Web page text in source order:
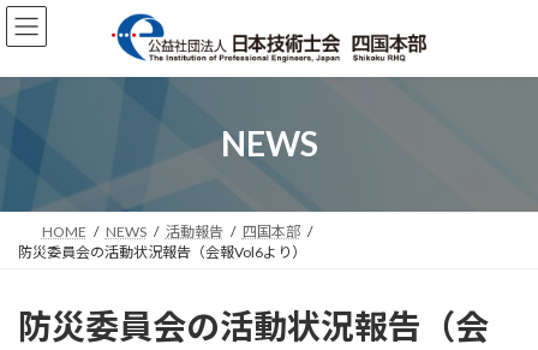
コ
ン
ン
ナ
ビ
ー
NEWS
HOME NEWS 活動報告
四国本部
防災委員会の活動状況報告（会報Vol6より）
防災委員会の活動状況報告（会